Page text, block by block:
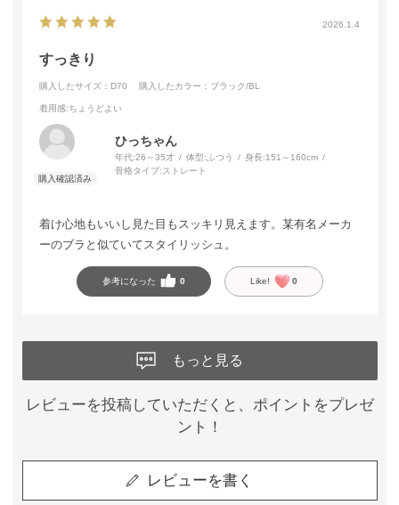
2026.1.4
すっきり
購入したサイズ：D70 購入したカラー：ブラック/BL
着用感:ちょうどよい
ひっちゃん
年代:26～35才 体型: ふつう 身長:151～160cm
骨格タイプ: ストレート
着け心地もいいし見た目もスッキリ見えます。某有名メーカ
ーのブラと似ていてスタイリッシュ。
参考になった 0 Like! 0
もっと見る
レビューを投稿していただくと、ポイントをプレゼ
ント！
レビューを書く